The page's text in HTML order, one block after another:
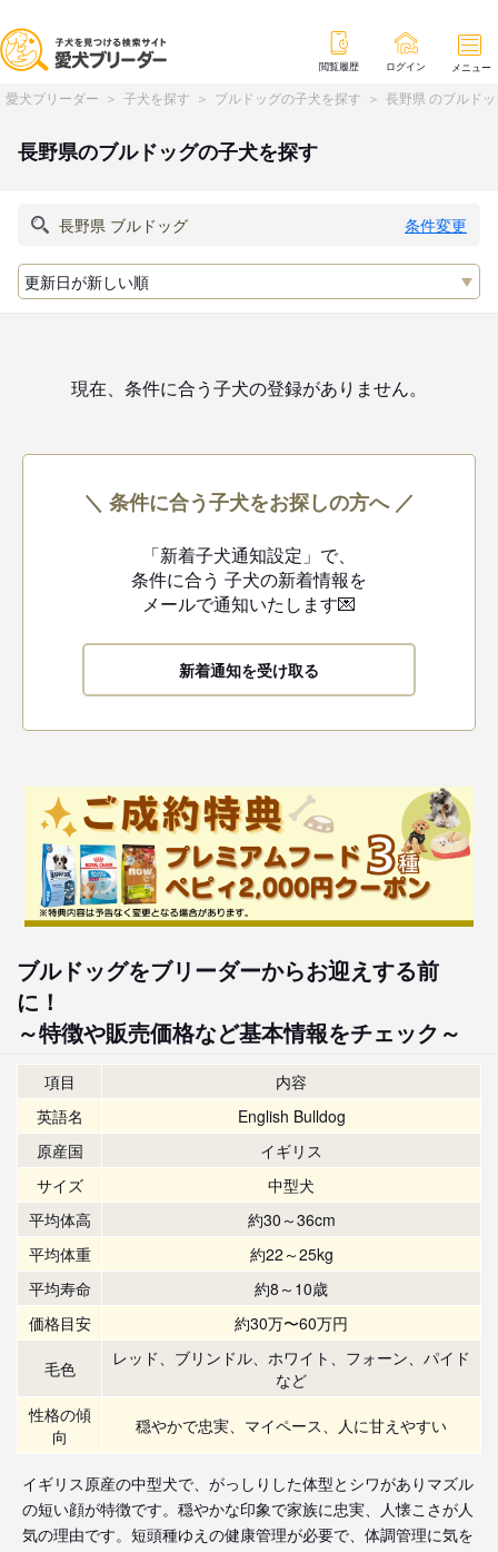
閲覧履歴 ログイン メニュー
愛犬ブリーダー 子犬を探す ブルドッグの子犬を探す 長野県 のブルド
長野県のブルドッグの子犬を探す
条件変更
現在、条件に合う子犬の登録がありません。
＼ 条件に合う子犬をお探しの方へ ／
「新着子犬通知設定」で、
条件に合う 子犬の新着情報を
メールで通知いたします💌
新着通知を受け取る
ブルドッグをブリーダーからお迎えする前
に！
～特徴や販売価格など基本情報をチェック～
項目
内容
英語名
English Bulldog
原産国
イギリス
サイズ
中型犬
平均体高
約30～36cm
平均体重
約22～25kg
平均寿命
約8～10歳
価格目安
約30万〜60万円
毛色
レッド、ブリンドル、ホワイト、フォーン、パイド
など
性格の傾
向
穏やかで忠実、マイペース、人に甘えやすい
イギリス原産の中型犬で、がっしりした体型とシワがありマズル
の短い顔が特徴です。穏やかな印象で家族に忠実、人懐こさが人
気の理由です。短頭種ゆえの健康管理が必要で、体調管理に気を